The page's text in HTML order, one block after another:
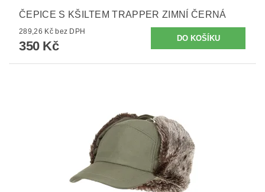
ČEPICE S KŠILTEM TRAPPER ZIMNÍ ČERNÁ
289,26 Kč bez DPH
350 Kč